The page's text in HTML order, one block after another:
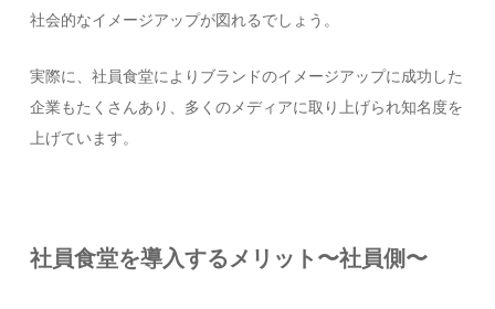
社会的なイメージアップが図れるでしょう。
実際に、社員食堂によりブランドのイメージアップに成功した
企業もたくさんあり、多くのメディアに取り上げられ知名度を
上げています。
社員食堂を導入するメリット〜社員側〜